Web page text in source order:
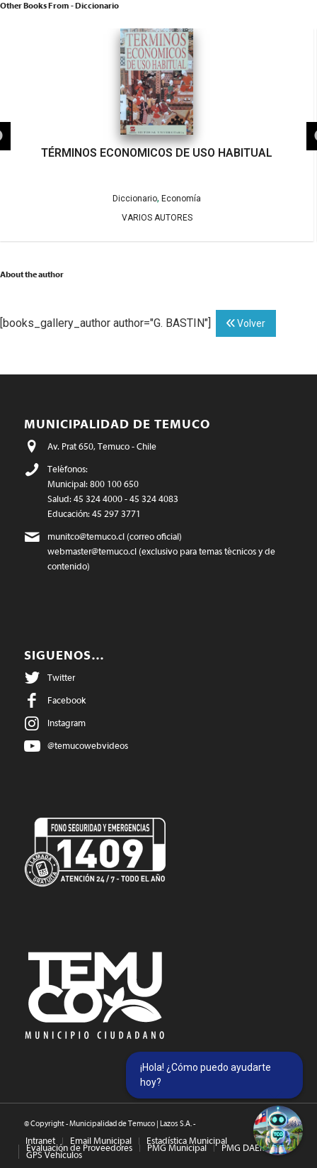
Other Books From - Diccionario
TÉRMINOS ECONOMICOS DE USO HABITUAL
Diccionario, Economía
VARIOS AUTORES
About the author
[books_gallery_author author="G. BASTIN"] Volver
MUNICIPALIDAD DE TEMUCO
Av. Prat 650, Temuco - Chile
Teléfonos:
Municipal: 800 100 650
Salud: 45 324 4000 - 45 324 4083
Educación: 45 297 3771
munitco@temuco.cl(correo oficial)
webmaster@temuco.cl(exclusivo para temas técnicos y de
contenido)
SIGUENOS…
Twitter
Facebook
Instagram
@temucowebvideos
© Copyright - Municipalidad de Temuco | Lazos S.A. -
Intranet Email Municipal Estadística Municipal
Evaluación de Proveedores PMG Municipal PMG DAEM
GPS Vehículos
¡Hola! ¿Cómo puedo ayudarte
hoy?